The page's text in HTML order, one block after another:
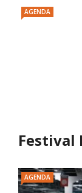
AGENDA
Festival
AGENDA